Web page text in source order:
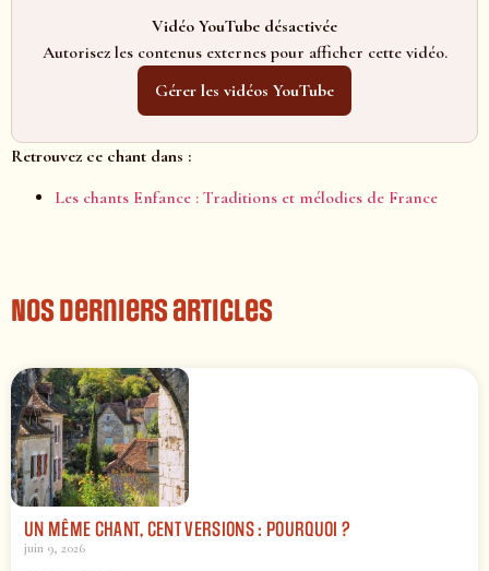
Vidéo YouTube désactivée
Autorisez les contenus externes pour afficher cette vidéo.
Gérer les vidéos YouTube
Retrouvez ce chant dans :
Les chants Enfance : Traditions et mélodies de France
Nos derniers articles
UN MÊME CHANT, CENT VERSIONS : POURQUOI ?
juin 9, 2026